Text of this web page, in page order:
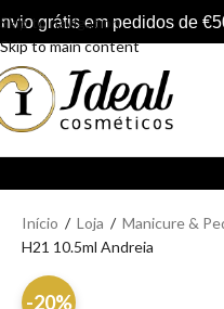
Skip to navigation
Skip to main content
grátis em pedidos de
Início / Loja / Manicure &
H21 10.5ml Andreia
-20%